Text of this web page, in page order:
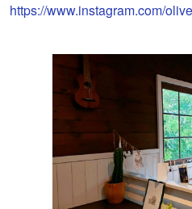
https://www.instagram.com/